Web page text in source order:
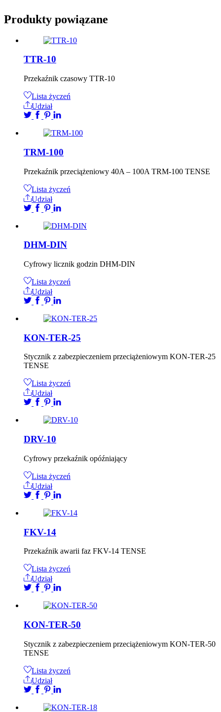
Produkty powiązane
TTR-10
Przekaźnik czasowy TTR-10
Lista życzeń
Udział
TRM-100
Przekaźnik przeciążeniowy 40A – 100A TRM-100 TENSE
Lista życzeń
Udział
DHM-DIN
Cyfrowy licznik godzin DHM-DIN
Lista życzeń
Udział
KON-TER-25
Stycznik z zabezpieczeniem przeciążeniowym KON-TER-25
TENSE
Lista życzeń
Udział
DRV-10
Cyfrowy przekaźnik opóźniający
Lista życzeń
Udział
FKV-14
Przekaźnik awarii faz FKV-14 TENSE
Lista życzeń
Udział
KON-TER-50
Stycznik z zabezpieczeniem przeciążeniowym KON-TER-50
TENSE
Lista życzeń
Udział